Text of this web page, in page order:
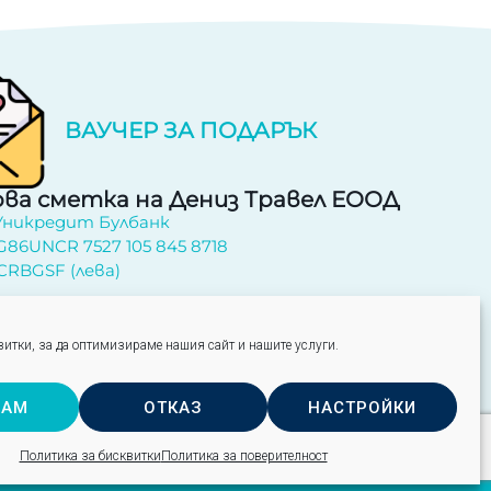
за да оптимизираме нашия сайт и нашите услуги.
ОТКАЗ НАСТРОЙКИ
Политика за бисквитки Политика за поверителност
ВАУЧЕР ЗА ПОДАРЪК
сметка на Дениз Травел ЕООД
Булбанк
7527 105 845 8718
(лева)